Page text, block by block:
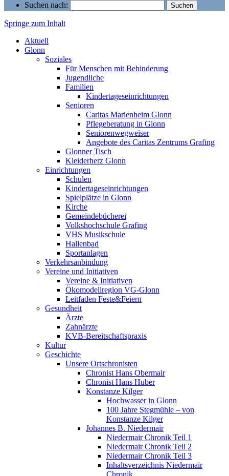
Suchen nach:
Markt Glonn
Springe zum Inhalt
Aktuell
Glonn
Soziales
Für Menschen mit Behinderung
Jugendliche
Familien
Kindertageseinrichtungen
Senioren
Caritas Marienheim Glonn
Pflegeberatung in Glonn
Seniorenwegweiser
Angebote des Caritas Zentrums Grafing
Glonner Tisch
Kleiderherz Glonn
Einrichtungen
Schulen
Kindertageseinrichtungen
Spielplätze in Glonn
Kirche
Gemeindebücherei
Volkshochschule Grafing
VHS Musikschule
Hallenbad
Sportanlagen
Verkehrsanbindung
Vereine und Initiativen
Vereine & Initiativen
Ökomodellregion VG-Glonn
Leitfaden Feste&Feiern
Gesundheit
Ärzte
Zahnärzte
KVB-Bereitschaftspraxis
Kultur
Geschichte
Unsere Ortschronisten
Chronist Hans Obermair
Chronist Hans Huber
Konstanze Kilger
Hochwasser in Glonn
100 Jahre Stegmühle – von
Konstanze Kilger
Johannes B. Niedermair
Niedermair Chronik Teil 1
Niedermair Chronik Teil 2
Niedermair Chronik Teil 3
Inhaltsverzeichnis Niedermair
Chronik